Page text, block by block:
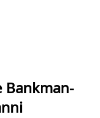
Bankman-